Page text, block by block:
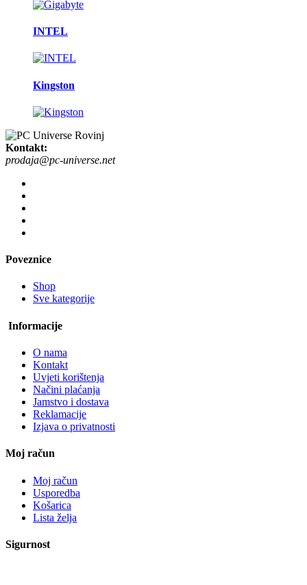
INTEL
Kingston
Kontakt:
prodaja@pc-universe.net
Poveznice
Shop
Sve kategorije
Informacije
O nama
Kontakt
Uvjeti korištenja
Načini plaćanja
Jamstvo i dostava
Reklamacije
Izjava o privatnosti
Moj račun
Moj račun
Usporedba
Košarica
Lista želja
Sigurnost